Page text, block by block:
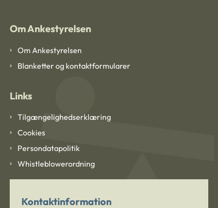
Om Ankestyrelsen
Om Ankestyrelsen
Blanketter og kontaktformularer
Links
Tilgængelighedserklæring
Cookies
Persondatapolitik
Whistleblowerordning
Kontaktinformation